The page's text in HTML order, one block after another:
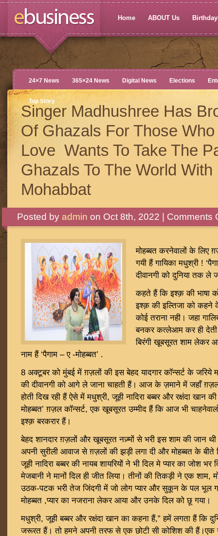
Home ABOUT Us
24×7 News 365×24 News Digital News Elections
Top Story
Singer Madhushree Has
Of Ghazals For Those
Love Wants To Take The
Ghazals To The World
Mohabbat
Posted by admin on Oct 8th, 2022 | Comments
मोहब्बत करनेवालों के लिए
गयी हैं गायिका मधुश्री !
दीवानगी को दुनिया तक ले
कहते हैं कि इश्क़ की भाषा
इश्क़ की इल्तिजा को
कोई तराना नही। जहा
बनकर कत्लेआम कर ही देती
बिरंगी खूबसूरत शाम लेकर
नाम हैं ‘पैगाम – ए -मोहब्बत’ .
8 अक्टूबर को मुंबई में ग़ज़लों की इस बेहद यादगार कॉन्सर्ट के जरिये
की दीवानगी को आगे ले जाना चाहती हैं। आज के ज़माने में जहाँ
होती दिख रही हैं ऐसे में मधुश्री, जूही नादिरा बब्बर और रक्षंदा खान
मोहब्बत’ ग़ज़ल कॉन्सर्ट, एक खूबसूरत उम्मीद हैं कि आज भी
इश्क़ बरकरार हैं।
बेहद शानदार ग़ज़लों और खूबसूरत नज़्मों से भरी इस शाम की जान थी
अपनी सुरीली आवाज से ग़ज़लों की झड़ी लगा दी और मोहब्बत के बीते
जूही नादिरा बब्बर की नायब शायरियों ने भी दिल मे प्यार का जोश भर
मेजबानी ने मानों दिल ही जीत लिया। तीनों की तिकड़ी ने एक
उठक-पटक भरी तेज जिंदगी में जो लोग प्यार और सुकून के पल भूल
मोहब्बत ,प्यार का नजराना लेकर आया और उनके दिल को छू गया।
मधुश्री, जूही बब्बर और रक्षंदा खान का कहना हैं,” हमें लगता हैं कि
जरूरत हैं। तो हमने अपनी तरफ से एक छोटी सी कोशिश की